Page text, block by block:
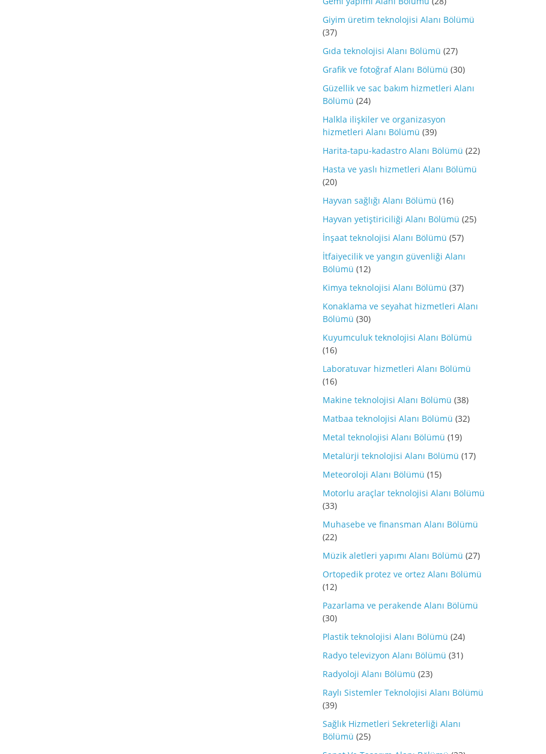
Giyim üretim teknolojisi Alanı Bölümü
(37)
Gıda teknolojisi Alanı Bölümü (27)
Grafik ve fotoğraf Alanı Bölümü (30)
Güzellik ve sac bakım hizmetleri Alanı
Bölümü (24)
Halkla ilişkiler ve organizasyon
hizmetleri Alanı Bölümü (39)
Harita-tapu-kadastro Alanı Bölümü (22)
Hasta ve yaslı hizmetleri Alanı Bölümü
(20)
Hayvan sağlığı Alanı Bölümü (16)
Hayvan yetiştiriciliği Alanı Bölümü (25)
İnşaat teknolojisi Alanı Bölümü (57)
İtfaiyecilik ve yangın güvenliği Alanı
Bölümü (12)
Kimya teknolojisi Alanı Bölümü (37)
Konaklama ve seyahat hizmetleri Alanı
Bölümü (30)
Kuyumculuk teknolojisi Alanı Bölümü
(16)
Laboratuvar hizmetleri Alanı Bölümü
(16)
Makine teknolojisi Alanı Bölümü (38)
Matbaa teknolojisi Alanı Bölümü (32)
Metal teknolojisi Alanı Bölümü (19)
Metalürji teknolojisi Alanı Bölümü (17)
Meteoroloji Alanı Bölümü (15)
Motorlu araçlar teknolojisi Alanı Bölümü
(33)
Muhasebe ve finansman Alanı Bölümü
(22)
Müzik aletleri yapımı Alanı Bölümü (27)
Ortopedik protez ve ortez Alanı Bölümü
(12)
Pazarlama ve perakende Alanı Bölümü
(30)
Plastik teknolojisi Alanı Bölümü (24)
Radyo televizyon Alanı Bölümü (31)
Radyoloji Alanı Bölümü (23)
Raylı Sistemler Teknolojisi Alanı Bölümü
(39)
Sağlık Hizmetleri Sekreterliği Alanı
Bölümü (25)